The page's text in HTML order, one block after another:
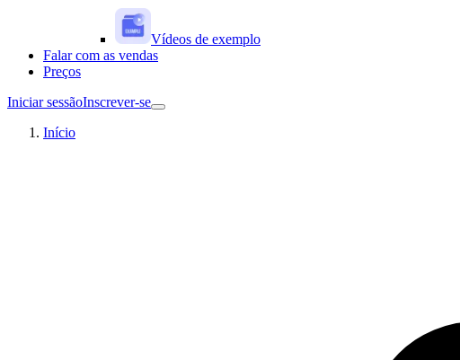
Vídeos de exemplo
Falar com as vendas
Preços
Iniciar sessãoInscrever-se
Início